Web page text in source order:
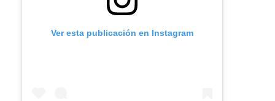
Ver esta publicación en Instagram